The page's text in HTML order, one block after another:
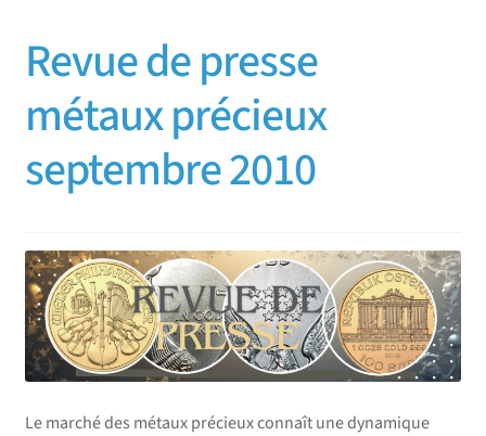
Revue de presse
métaux précieux
septembre 2010
Le marché des métaux précieux connaît une dynamique